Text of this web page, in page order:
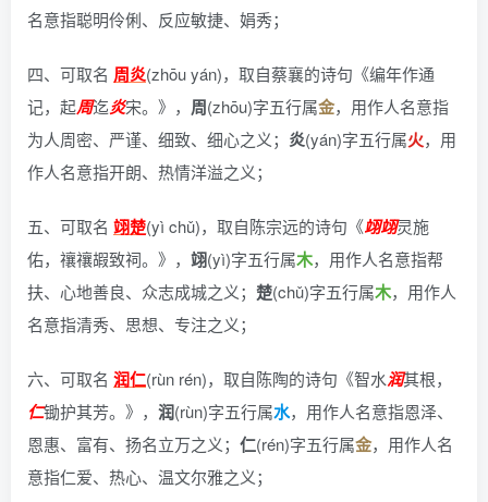
名意指聪明伶俐、反应敏捷、娟秀；
四、可取名 周炎(zhōu yán)， 取自蔡襄的诗句《编年作通
记，起周迄炎宋。》 ， 周(zhōu)字五行属金，用作人名意指
为人周密、严谨、细致、细心之义； 炎(yán)字五行属火，用
作人名意指开朗、热情洋溢之义；
五、可取名 翊楚(yì chǔ)， 取自陈宗远的诗句《翊翊灵施
佑，禳禳嘏致祠。》 ， 翊(yì)字五行属木，用作人名意指帮
扶、心地善良、众志成城之义； 楚(chǔ)字五行属木，用作人
名意指清秀、思想、专注之义；
六、可取名 润仁(rùn rén)， 取自陈陶的诗句《智水润其根，
仁锄护其芳。》 ， 润(rùn)字五行属水，用作人名意指恩泽、
恩惠、富有、扬名立万之义； 仁(rén)字五行属金，用作人名
意指仁爱、热心、温文尔雅之义；